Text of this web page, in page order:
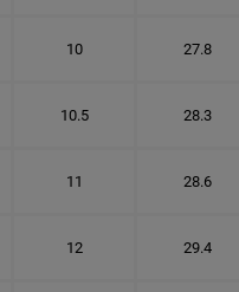
10 27.8
10.5 28.3
11 28.6
12 29.4